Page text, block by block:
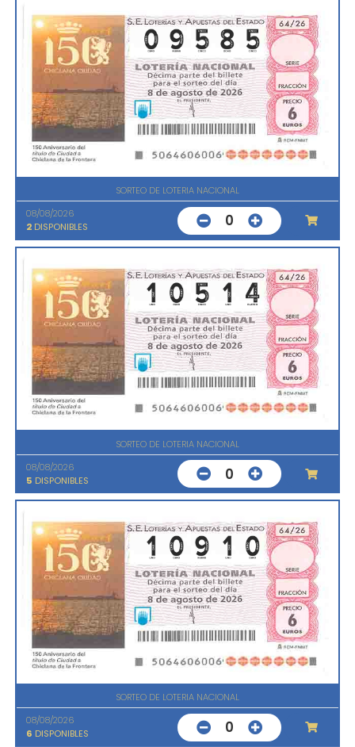
SORTEO DE LOTERIA NACIONAL
08/08/2026
2 DISPONIBLES 0
SORTEO DE LOTERIA NACIONAL
08/08/2026
5 DISPONIBLES 0
SORTEO DE LOTERIA NACIONAL
08/08/2026
6 DISPONIBLES 0